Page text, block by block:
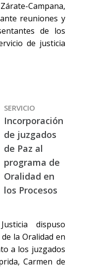
Campana,
reuniones y
de los
de justicia
SERVICIO
Incorporación
de juzgados
de Paz al
programa de
Oralidad en
los Procesos
dispuso
la Oralidad en
a los juzgados
Carmen de